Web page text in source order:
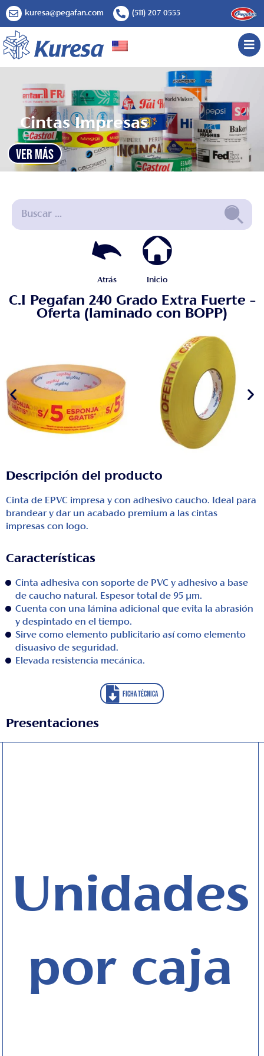
kuresa@pegafan.com (511) 207 0555
Cintas Impresas
VER MÁS
Atrás Inicio
C.I Pegafan 240 Grado Extra Fuerte –
Oferta (laminado con BOPP)
Descripción del producto
Cinta de EPVC impresa y con adhesivo caucho. Ideal para
brandear y dar un acabado premium a las cintas
impresas con logo.
Características
Cinta adhesiva con soporte de PVC y adhesivo a base
de caucho natural. Espesor total de 95 μm.
Cuenta con una lámina adicional que evita la abrasión
y despintado en el tiempo.
Sirve como elemento publicitario así como elemento
disuasivo de seguridad.
Elevada resistencia mecánica.
FICHA TÉCNICA
Presentaciones
Unidades
por caja